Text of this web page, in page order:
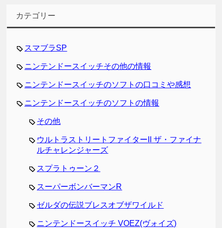
カテゴリー
スマブラSP
ニンテンドースイッチその他の情報
ニンテンドースイッチのソフトの口コミや感想
ニンテンドースイッチのソフトの情報
その他
ウルトラストリートファイターII ザ・ファイナ
ルチャレンジャーズ
スプラトゥーン２
スーパーボンバーマンR
ゼルダの伝説ブレスオブザワイルド
ニンテンドースイッチ VOEZ(ヴォイズ)